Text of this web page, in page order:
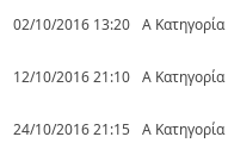
02/10/2016 13:20 Α Κατηγορία
12/10/2016 21:10 Α Κατηγορία
24/10/2016 21:15 Α Κατηγορία